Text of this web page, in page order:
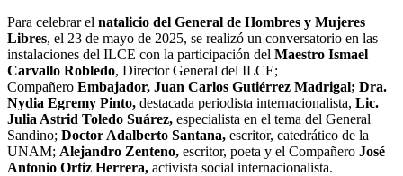
Para celebrar el natalicio del General de Hombres y Mujeres
Libres, el 23 de mayo de 2025, se realizó un conversatorio en las
instalaciones del ILCE con la participación del Maestro Ismael
Carvallo Robledo, Director General del ILCE;
Compañero Embajador, Juan Carlos Gutiérrez Madrigal; Dra.
Nydia Egremy Pinto, destacada periodista internacionalista, Lic.
Julia Astrid Toledo Suárez, especialista en el tema del General
Sandino; Doctor Adalberto Santana, escritor, catedrático de la
UNAM; Alejandro Zenteno, escritor, poeta y el Compañero José
Antonio Ortiz Herrera, activista social internacionalista.